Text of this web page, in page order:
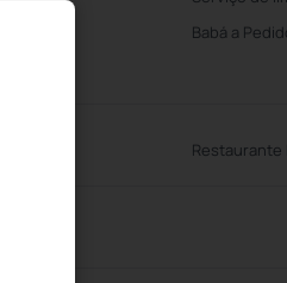
Babá a
Restaurante